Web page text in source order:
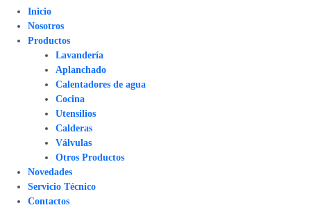
Inicio
Nosotros
Productos
Lavandería
Aplanchado
Calentadores de agua
Cocina
Utensilios
Calderas
Válvulas
Otros Productos
Novedades
Servicio Técnico
Contactos